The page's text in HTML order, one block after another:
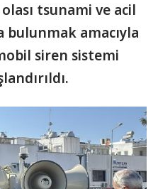
tsunami ve acil
amacıyla
siren sistemi